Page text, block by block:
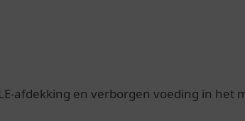
afdekking en verborgen voeding in het